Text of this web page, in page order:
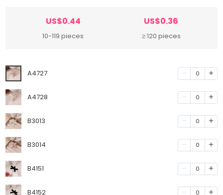
US$0.44
10-119 pieces
US$0.36
≥ 120 pieces
A4727 0
A4728 0
B3013 0
B3014 0
B4151 0
B4152 0